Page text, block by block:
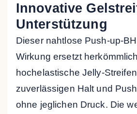
Innovative
Unterstützung
Dieser nahtlose Push-up-
Wirkung ersetzt
hochelastische Jelly-
zuverlässigen Halt und
ohne jeglichen Druck. Die